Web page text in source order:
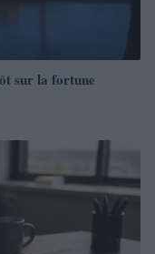
sur la fortune